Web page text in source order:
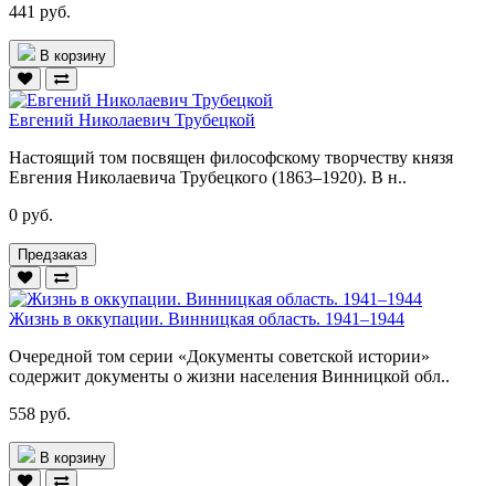
441 руб.
В корзину
Евгений Николаевич Трубецкой
Настоящий том посвящен философскому творчеству князя
Евгения Николаевича Трубецкого (1863–1920). В н..
0 руб.
Предзаказ
Жизнь в оккупации. Винницкая область. 1941–1944
Очередной том серии «Документы советской истории»
содержит документы о жизни населения Винницкой обл..
558 руб.
В корзину